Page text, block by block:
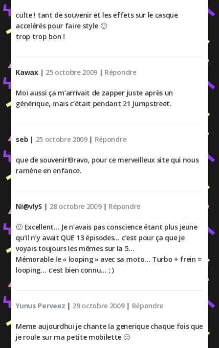
culte ! tant de souvenir et les effets sur le casque
accelérés pour faire style 🙂
trop trop bon !
Kawax | 25 octobre 2009 | Répondre
Moi aussi ça m’arrivait de zapper juste après un
générique, mais c’était pendant 21 Jumpstreet.
seb | 25 octobre 2009| Répondre
que de souvenir!Bravo, pour ce merveilleux site qui nous
ramène en enfance.
Ni@vlyS | 28 octobre 2009| Répondre
🙂 Excellent… Je n’avais pas conscience étant plus jeune
qu’il n’y avait QUE 13 épisodes… c’est pour ça que je
voyais toujours les mêmes sur la 5…
Mémorable le « looping » avec sa moto… Turbo + frein =
looping… c’est bien connu… ; )
Yunus Perveez | 29 octobre 2009| Répondre
Meme aujourdhui je chante la generique chaque fois que
je roule sur ma petite mobilette 🙂